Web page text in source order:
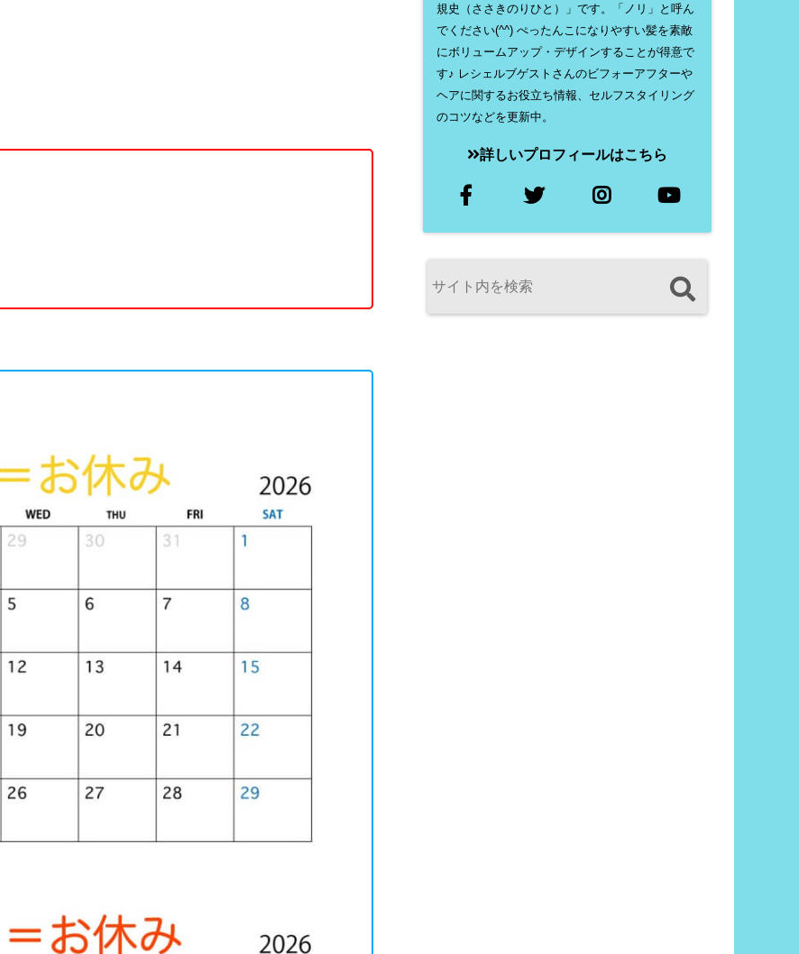
規史（ささきのりひと）」です。「ノリ」と呼ん
でください(^^) ぺったんこになりやすい髪を素敵
にボリュームアップ・デザインすることが得意で
す♪ レシェルブゲストさんのビフォーアフターや
ヘアに関するお役立ち情報、セルフスタイリング
のコツなどを更新中。
詳しいプロフィールはこちら